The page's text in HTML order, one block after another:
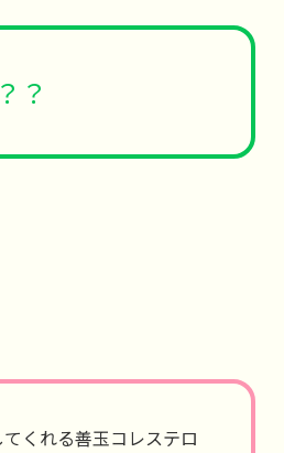
？
くれる善玉コレステロ